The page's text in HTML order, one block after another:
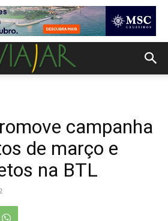
campanha
de março e
na BTL